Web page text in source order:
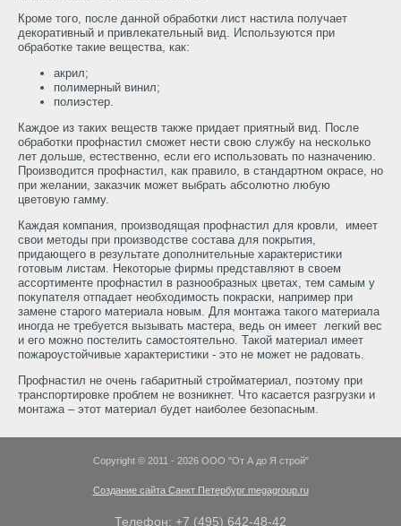
Кроме того, после данной обработки лист настила получает
декоративный и привлекательный вид. Используются при
обработке такие вещества, как:
акрил;
полимерный винил;
полиэстер.
Каждое из таких веществ также придает приятный вид. После
обработки профнастил сможет нести свою службу на несколько
лет дольше, естественно, если его использовать по назначению.
Производится профнастил, как правило, в стандартном окрасе, но
при желании, заказчик может выбрать абсолютно любую
цветовую гамму.
Каждая компания, производящая профнастил для кровли, имеет
свои методы при производстве состава для покрытия,
придающего в результате дополнительные характеристики
готовым листам. Некоторые фирмы представляют в своем
ассортименте профнастил в разнообразных цветах, тем самым у
покупателя отпадает необходимость покраски, например при
замене старого материала новым. Для монтажа такого материала
иногда не требуется вызывать мастера, ведь он имеет легкий вес
и его можно постелить самостоятельно. Такой материал имеет
пожароустойчивые характеристики - это не может не радовать.
Профнастил не очень габаритный стройматериал, поэтому при
транспортировке проблем не возникнет. Что касается разгрузки и
монтажа – этот материал будет наиболее безопасным.
Copyright © 2011 - 2026 OOO "От А до Я строй"
Создание сайта Санкт Петербург megagroup.ru
Телефон: +7 (495) 642-48-42